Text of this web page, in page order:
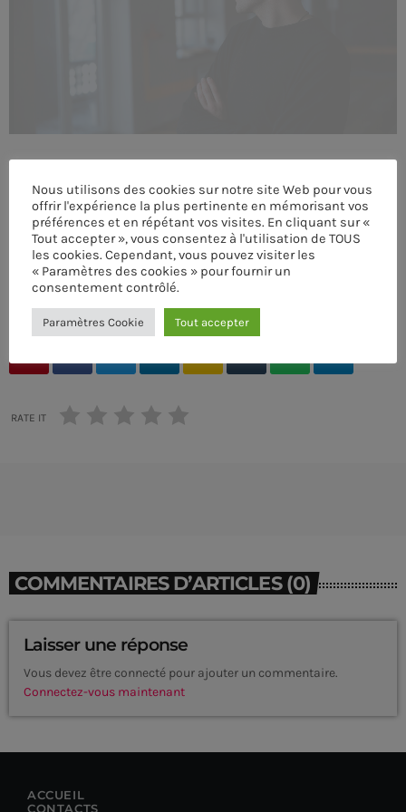
TEAM
PRIVACY POLICY
CUSTOM PLAYER
RALIEZOT 92
ÉCRIT PAR:ADMIN
RATE IT
COMMENTAIRES D’ARTICLES (0)
Laisser une réponse
Vous devez être connecté pour ajouter un commentaire.
Connectez-vous maintenant
ACCUEIL
CONTACTS
Nous utilisons des cookies sur notre site Web pour vous
offrir l'expérience la plus pertinente en mémorisant vos
préférences et en répétant vos visites. En cliquant sur «
Tout accepter », vous consentez à l'utilisation de TOUS
les cookies. Cependant, vous pouvez visiter les
« Paramètres des cookies » pour fournir un
consentement contrôlé.
Paramètres Cookie Tout accepter